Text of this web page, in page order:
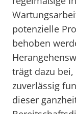
potenzielle
behoben
trägt dazu
zuverlässig
dieser